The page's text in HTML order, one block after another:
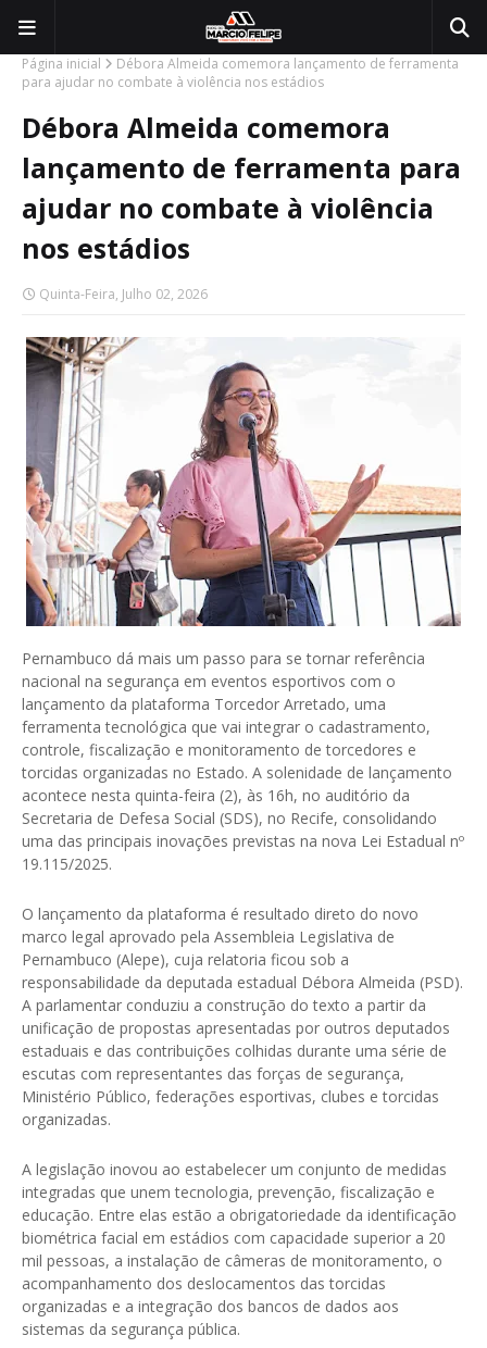
Página inicial
Débora Almeida comemora lançamento de ferramenta
para ajudar no combate à violência nos estádios
Débora Almeida comemora
lançamento de ferramenta para
ajudar no combate à violência
nos estádios
Quinta-Feira, Julho 02, 2026
Pernambuco dá mais um passo para se tornar referência
nacional na segurança em eventos esportivos com o
lançamento da plataforma Torcedor Arretado, uma
ferramenta tecnológica que vai integrar o cadastramento,
controle, fiscalização e monitoramento de torcedores e
torcidas organizadas no Estado. A solenidade de lançamento
acontece nesta quinta-feira (2), às 16h, no auditório da
Secretaria de Defesa Social (SDS), no Recife, consolidando
uma das principais inovações previstas na nova Lei Estadual nº
19.115/2025.
O lançamento da plataforma é resultado direto do novo
marco legal aprovado pela Assembleia Legislativa de
Pernambuco (Alepe), cuja relatoria ficou sob a
responsabilidade da deputada estadual Débora Almeida (PSD).
A parlamentar conduziu a construção do texto a partir da
unificação de propostas apresentadas por outros deputados
estaduais e das contribuições colhidas durante uma série de
escutas com representantes das forças de segurança,
Ministério Público, federações esportivas, clubes e torcidas
organizadas.
A legislação inovou ao estabelecer um conjunto de medidas
integradas que unem tecnologia, prevenção, fiscalização e
educação. Entre elas estão a obrigatoriedade da identificação
biométrica facial em estádios com capacidade superior a 20
mil pessoas, a instalação de câmeras de monitoramento, o
acompanhamento dos deslocamentos das torcidas
organizadas e a integração dos bancos de dados aos
sistemas da segurança pública.